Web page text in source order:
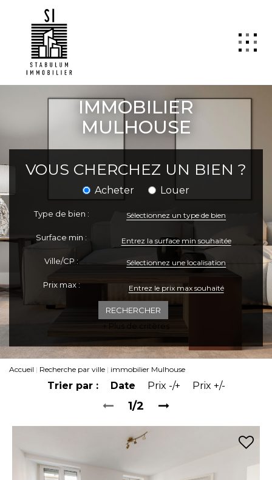
QUI SOMMES NOUS
VENTE
GESTION
TRANSACTION
ActuCopro
CONTACT
ESPACE CLIENTS
IMMOBILIER
MULHOUSE
VOUS CHERCHEZ UN BIEN ?
Acheter Louer
Type de bien : Sélectionnez un type de bien
Surface min :
Ville/CP : Sélectionnez une localisation
Prix max :
+ Plus de critères
Accueil Recherche par ville immobilier Mulhouse
Trier par : Date Prix -/+ Prix +/-
1/2